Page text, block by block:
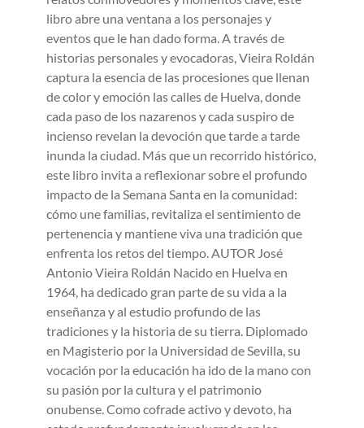
libro abre una ventana a los personajes y
eventos que le han dado forma. A través de
historias personales y evocadoras, Vieira Roldán
captura la esencia de las procesiones que llenan
de color y emoción las calles de Huelva, donde
cada paso de los nazarenos y cada suspiro de
incienso revelan la devoción que tarde a tarde
inunda la ciudad. Más que un recorrido histórico,
este libro invita a reflexionar sobre el profundo
impacto de la Semana Santa en la comunidad:
cómo une familias, revitaliza el sentimiento de
pertenencia y mantiene viva una tradición que
enfrenta los retos del tiempo. AUTOR José
Antonio Vieira Roldán Nacido en Huelva en
1964, ha dedicado gran parte de su vida a la
enseñanza y al estudio profundo de las
tradiciones y la historia de su tierra. Diplomado
en Magisterio por la Universidad de Sevilla, su
vocación por la educación ha ido de la mano con
su pasión por la cultura y el patrimonio
onubense. Como cofrade activo y devoto, ha